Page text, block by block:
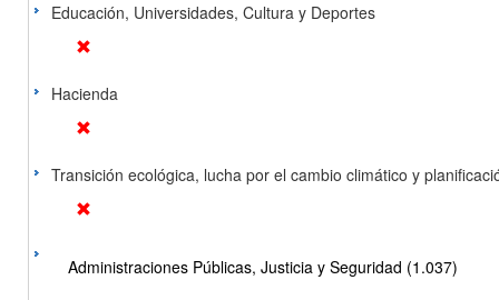
Educación, Universidades, Cultura y Deportes
Hacienda
Transición ecológica, lucha por el cambio climático y
Administraciones Públicas, Justicia y Seguridad (1.037)